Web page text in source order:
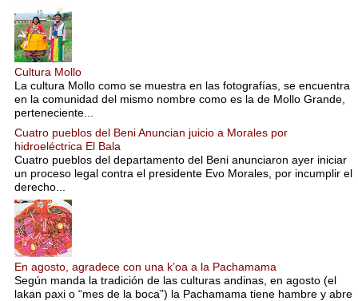
Cultura Mollo
La cultura Mollo como se muestra en las fotografías, se encuentra
en la comunidad del mismo nombre como es la de Mollo Grande,
perteneciente...
Cuatro pueblos del Beni Anuncian juicio a Morales por
hidroeléctrica El Bala
Cuatro pueblos del departamento del Beni anunciaron ayer iniciar
un proceso legal contra el presidente Evo Morales, por incumplir el
derecho...
En agosto, agradece con una k’oa a la Pachamama
Según manda la tradición de las culturas andinas, en agosto (el
lakan paxi o “mes de la boca”) la Pachamama tiene hambre y abre